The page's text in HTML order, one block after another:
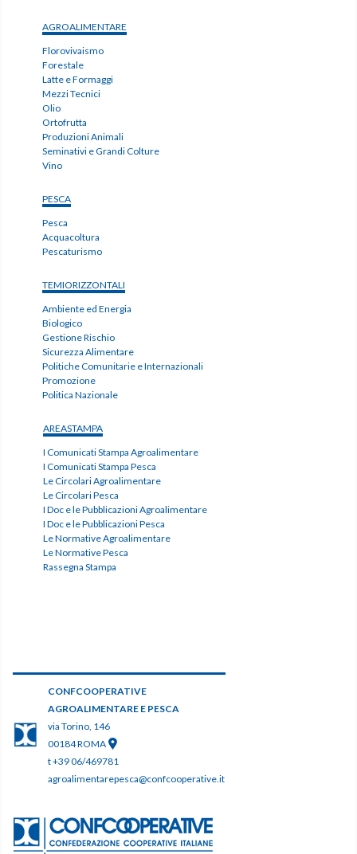
CONFCOOPERATIVE
AGROALIMENTARE E PESCA
via Torino, 146
00184 ROMA
t +39 06/469781
agroalimentarepesca@confcooperative.it
AGROALIMENTARE
Florovivaismo
Forestale
Latte e Formaggi
Mezzi Tecnici
Olio
Ortofrutta
Produzioni Animali
Seminativi e Grandi Colture
Vino
PESCA
Pesca
Acquacoltura
Pescaturismo
TEMIORIZZONTALI
Ambiente ed Energia
Biologico
Gestione Rischio
Sicurezza Alimentare
Politiche Comunitarie e Internazionali
Promozione
Politica Nazionale
AREASTAMPA
I Comunicati Stampa Agroalimentare
I Comunicati Stampa Pesca
Le Circolari Agroalimentare
Le Circolari Pesca
I Doc e le Pubblicazioni Agroalimentare
I Doc e le Pubblicazioni Pesca
Le Normative Agroalimentare
Le Normative Pesca
Rassegna Stampa